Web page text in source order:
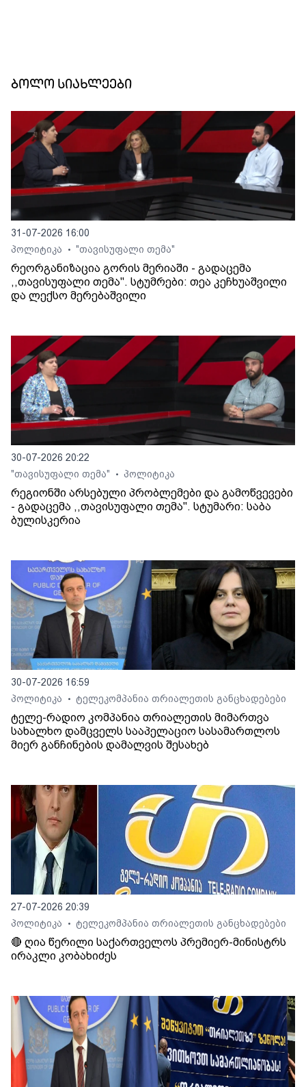
ბოლო სიახლეები
31-07-2026 16:00
პოლიტიკა
• "თავისუფალი თემა"
რეორგანიზაცია გორის მერიაში - გადაცემა
,,თავისუფალი თემა". სტუმრები: თეა კეჩხუაშვილი
და ლექსო მერებაშვილი
30-07-2026 20:22
"თავისუფალი თემა"
• პოლიტიკა
რეგიონში არსებული პრობლემები და გამოწვევები
- გადაცემა ,,თავისუფალი თემა". სტუმარი: საბა
ბულისკერია
30-07-2026 16:59
პოლიტიკა
• ტელეკომპანია თრიალეთის განცხადებები
ტელე-რადიო კომპანია თრიალეთის მიმართვა
სახალხო დამცველს სააპელაციო სასამართლოს
მიერ განჩინების დამალვის შესახებ
27-07-2026 20:39
პოლიტიკა
• ტელეკომპანია თრიალეთის განცხადებები
🔴 ღია წერილი საქართველოს პრემიერ-მინისტრს
ირაკლი კობახიძეს